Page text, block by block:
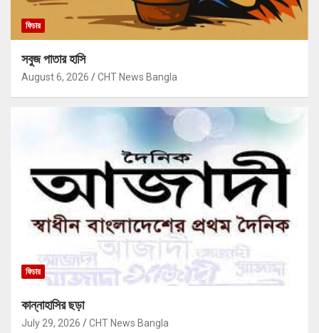
ফিচার
সবুজ পাতার হাসি
August 6, 2026 CHT News Bangla
ফিচার
কান্নাহাসির ছড়া
July 29, 2026 CHT News Bangla